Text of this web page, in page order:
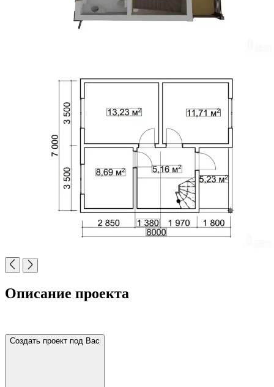
Описание проекта
Создать проект под Вас